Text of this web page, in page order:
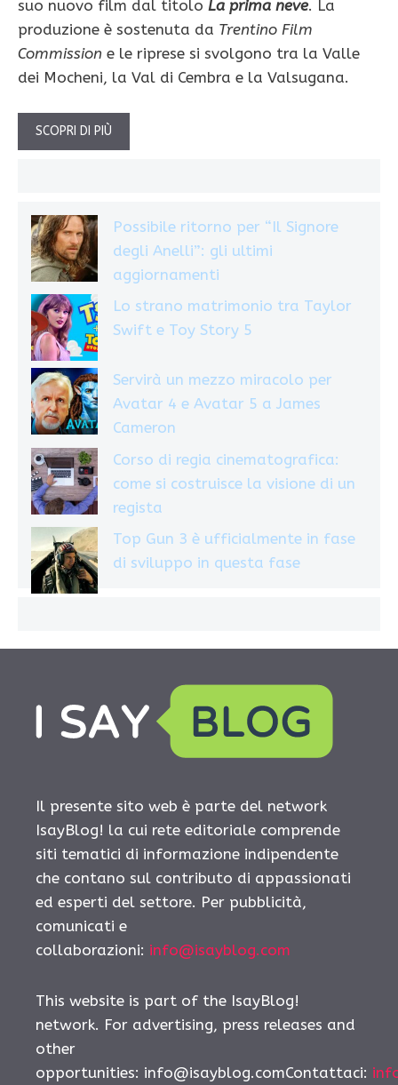
suo nuovo film dal titolo La prima neve. La
produzione è sostenuta da Trentino Film
Commission e le riprese si svolgono tra la Valle
dei Mocheni, la Val di Cembra e la Valsugana.
SCOPRI DI PIÙ
Possibile ritorno per “Il Signore
degli Anelli”: gli ultimi
aggiornamenti
Lo strano matrimonio tra Taylor
Swift e Toy Story 5
Servirà un mezzo miracolo per
Avatar 4 e Avatar 5 a James
Cameron
Corso di regia cinematografica:
come si costruisce la visione di un
regista
Top Gun 3 è ufficialmente in fase
di sviluppo in questa fase
Il presente sito web è parte del network
IsayBlog! la cui rete editoriale comprende
siti tematici di informazione indipendente
che contano sul contributo di appassionati
ed esperti del settore. Per pubblicità,
comunicati e
collaborazioni: info@isayblog.com
This website is part of the IsayBlog!
network. For advertising, press releases and
other
opportunities: info@isayblog.comContattaci: